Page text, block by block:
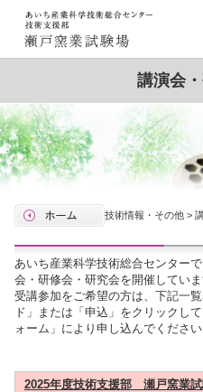
講演会
技術情報・その他 >
あいち産業科学技術総合センター
会・研修会・研究会を開催していま
受講参加をご希望の方は、下記一
ド」または「申込」をクリックし
ォーム」により申し込んでください
2025年度技術支援部 瀬戸窯業